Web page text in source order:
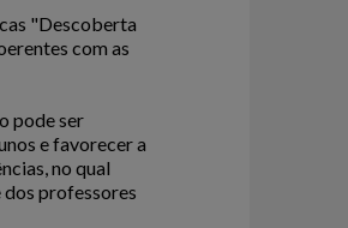
"Descoberta
com as
pode ser
e favorecer a
no qual
dos professores